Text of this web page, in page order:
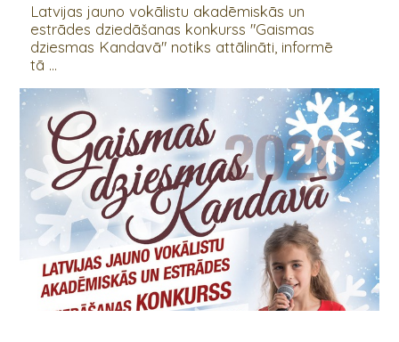
Latvijas jauno vokālistu akadēmiskās un
estrādes dziedāšanas konkurss "Gaismas
dziesmas Kandavā" notiks attālināti, informē
tā ...